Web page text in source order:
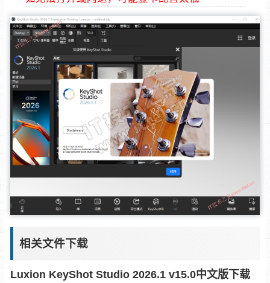
相关文件下载
Luxion KeyShot Studio 2026.1 v15.0中文版下载